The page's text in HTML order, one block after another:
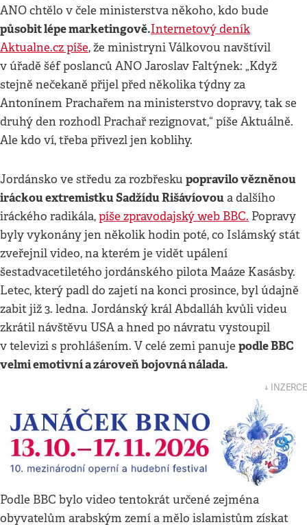
ANO chtělo v čele ministerstva někoho, kdo bude
působit lépe marketingově.Internetový deník
Aktualne.cz píše, že ministryni Válkovou navštívil
v úřadě šéf poslanců ANO Jaroslav Faltýnek: „Když
stejně nečekaně přijel před několika týdny za
Antonínem Prachařem na ministerstvo dopravy, tak se
druhý den rozhodl Prachař rezignovat,“ píše Aktuálně.
Ale kdo ví, třeba přivezl jen koblihy.
Jordánsko ve středu za rozbřesku popravilo vězněnou
iráckou extremistku Sadžídu Rišávíovoua dalšího
iráckého radikála,píše zpravodajský web BBC. Popravy
byly vykonány jen několik hodin poté, co Islámský stát
zveřejnil video, na kterém je vidět upálení
šestadvacetiletého jordánského pilota Maáze Kasásby.
Letec, který padl do zajetí na konci prosince, byl údajně
zabit již 3. ledna. Jordánský král Abdalláh kvůli videu
zkrátil návštěvu USA a hned po návratu vystoupil
v televizi s prohlášením. V celé zemi panuje podle BBC
velmi emotivní a zároveň bojovná nálada.
↓ INZERCE
Podle BBC bylo video tentokrát určené zejména
obyvatelům arabským zemí a mělo islamistům získat